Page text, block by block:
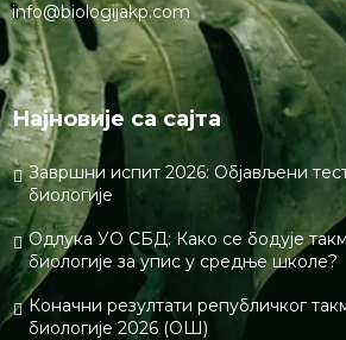
info@biologijakp.com
Најновије са сајта
Завршни испит 2026: Објављени
биологије
Одлука УО СБД: Како се бодује
биологије за упис у средње школе?
Коначни резултати републичког
биологије 2026 (ОШ)